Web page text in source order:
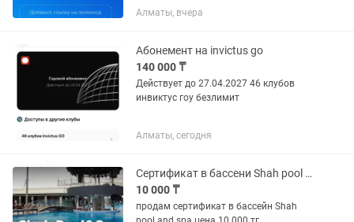
бесплатное посещение. Бассейны, йога,
стретчинг, пилатес, бокс, танцы и очень
Астане, Шымкенте,...
Алматы, вчера
Абонемент на invictus go
140 000 ₸
Действует до 27.04.2027 46 клубов
инвиктус гоу безлимит
Алматы, сегодня
Сертификат в бассени Shah pool and spa
10 000 ₸
продам сертификат в бассейн Shah